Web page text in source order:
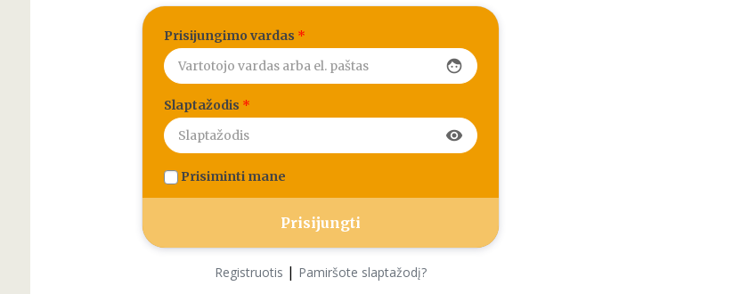
Prisijungimo vardas *
face
Slaptažodis *
visibility
Prisiminti mane
Registruotis | Pamiršote slaptažodį?